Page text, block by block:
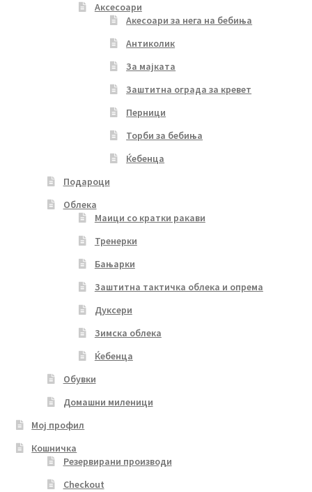
Аксесоари
Акесоари за нега на бебиња
Антиколик
За мајката
Заштитна ограда за кревет
Перници
Торби за бебиња
Ќебенца
Подароци
Облека
Маици со кратки ракави
Тренерки
Бањарки
Заштитна тактичка облека и опрема
Дуксери
Зимска облека
Ќебенца
Обувки
Домашни миленици
Мој профил
Кошничка
Резервирани производи
Checkout